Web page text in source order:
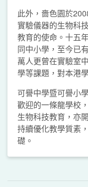
此外，嗇色園於
實驗儀器的生物科
教育的使命。十五
同中小學，至今已
萬人更曾在實驗室
學等課題，對本港
可譽中學暨可譽小
歡迎的一條龍學校
生物科技教育，亦
持續優化教學質素
礎。